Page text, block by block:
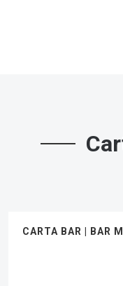
CARTA BAR | BAR